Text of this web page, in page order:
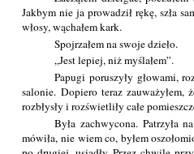
Jakbym nie ja prowadził rękę, szła
włosy, wąchałem kark.
Spojrzałem na swoje dzieło.
„Jest lepiej, niż myślałem”.
Papugi poruszyły głowami,
salonie. Dopiero teraz zauważyłem,
rozbłysły i rozświetliły całe
Była zachwycona. Patrzyła
mówiła, nie wiem co, byłem